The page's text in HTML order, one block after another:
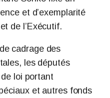
et d’exemplarité
de l’Exécutif.
cadrage des
les députés
loi portant
et autres fonds